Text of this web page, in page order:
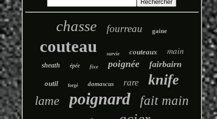
chasse fourreau gaine
couteau survie couteaux main
sheath épée fixe poignée fairbairn
outil forgé damascus rare knife
lame poignard fait main